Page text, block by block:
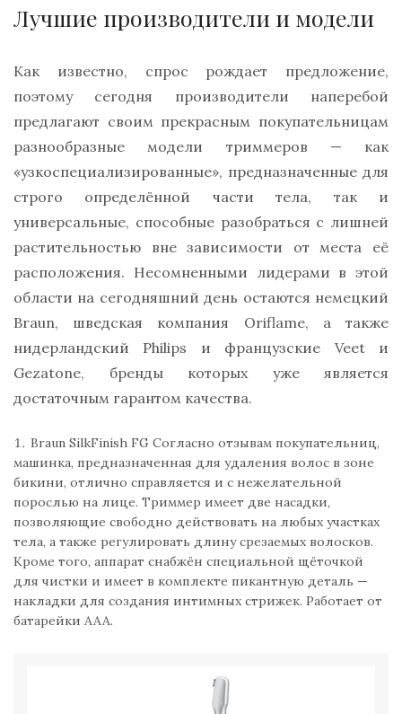
Лучшие производители и модели
Как известно, спрос рождает предложение,
поэтому сегодня производители наперебой
предлагают своим прекрасным покупательницам
разнообразные модели триммеров — как
«узкоспециализированные», предназначенные для
строго определённой части тела, так и
универсальные, способные разобраться с лишней
растительностью вне зависимости от места её
расположения. Несомненными лидерами в этой
области на сегодняшний день остаются немецкий
Braun, шведская компания Oriflame, а также
нидерландский Philips и французские Veet и
Gezatone, бренды которых уже является
достаточным гарантом качества.
Braun SilkFinish FG Согласно отзывам покупательниц,
машинка, предназначенная для удаления волос в зоне
бикини, отлично справляется и с нежелательной
порослью на лице. Триммер имеет две насадки,
позволяющие свободно действовать на любых участках
тела, а также регулировать длину срезаемых волосков.
Кроме того, аппарат снабжён специальной щёточкой
для чистки и имеет в комплекте пикантную деталь —
накладки для создания интимных стрижек. Работает от
батарейки ААА.